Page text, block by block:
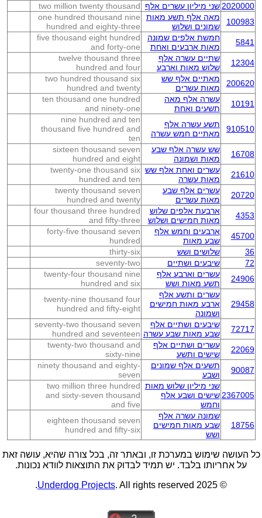
2020000 שני מיליון עשרים אלף two million twenty thousand
100983
מאה אלף תשע מאות
שמונים ושלוש
one hundred thousand nine
hundred and eighty-three
5841
חמשת אלפים שמונה
מאות ארבעים ואחת
five thousand eight hundred
and forty-one
12304
שתיים עשרה אלף
שלוש מאות וארבע
twelve thousand three
hundred and four
200620
מאתיים אלף שש
מאות עשרים
two hundred thousand six
hundred and twenty
10191
עשרה אלף מאה
תשעים ואחת
ten thousand one hundred
and ninety-one
910510
תשע עשרה אלף
מאתיים חמש עשרה
nine hundred and ten
thousand five hundred and
ten
16708
שש עשרה אלף שבע
מאות ושמונה
sixteen thousand seven
hundred and eight
21610
עשרים ואחת אלף שש
מאות עשרה
twenty-one thousand six
hundred and ten
20720
עשרים אלף שבע
מאות עשרים
twenty thousand seven
hundred and twenty
4353
ארבעת אלפים שלוש
מאות חמישים ושלוש
four thousand three hundred
and fifty-three
45700
ארבעים וחמש אלף
שבע מאות
forty-five thousand seven
hundred
36
שלושים ושש
thirty-six
72
שיבעים ושתיים
seventy-two
24906
עשרים וארבע אלף
תשע מאות ושש
twenty-four thousand nine
hundred and six
29458
עשרים ותשע אלף
ארבע מאות חמישים
ושמונה
twenty-nine thousand four
hundred and fifty-eight
72717
שיבעים ושתיים אלף
שבע מאות שבע עשרה
seventy-two thousand seven
hundred and seventeen
22069
עשרים ושתיים אלף
שישים ותשע
twenty-two thousand and
sixty-nine
90087
תשעים אלף שמונים
ושבע
ninety thousand and eighty-
seven
2367005
שני מיליון שלוש מאות
שישים ושבע אלף
וחמש
two million three hundred
and sixty-seven thousand
and five
18756
שמונה עשרה אלף
שבע מאות חמישים
ושש
eighteen thousand seven
hundred and fifty-six
כל העושה שימוש במערכת זו, ובאתר זה, בכל צורה שהיא, עושה זאת
על אחריותו בלבד. יש תמיד לבדוק את התוצאות לוודא נכונות.
© 2025
Underdog Projects. All rights reserved.